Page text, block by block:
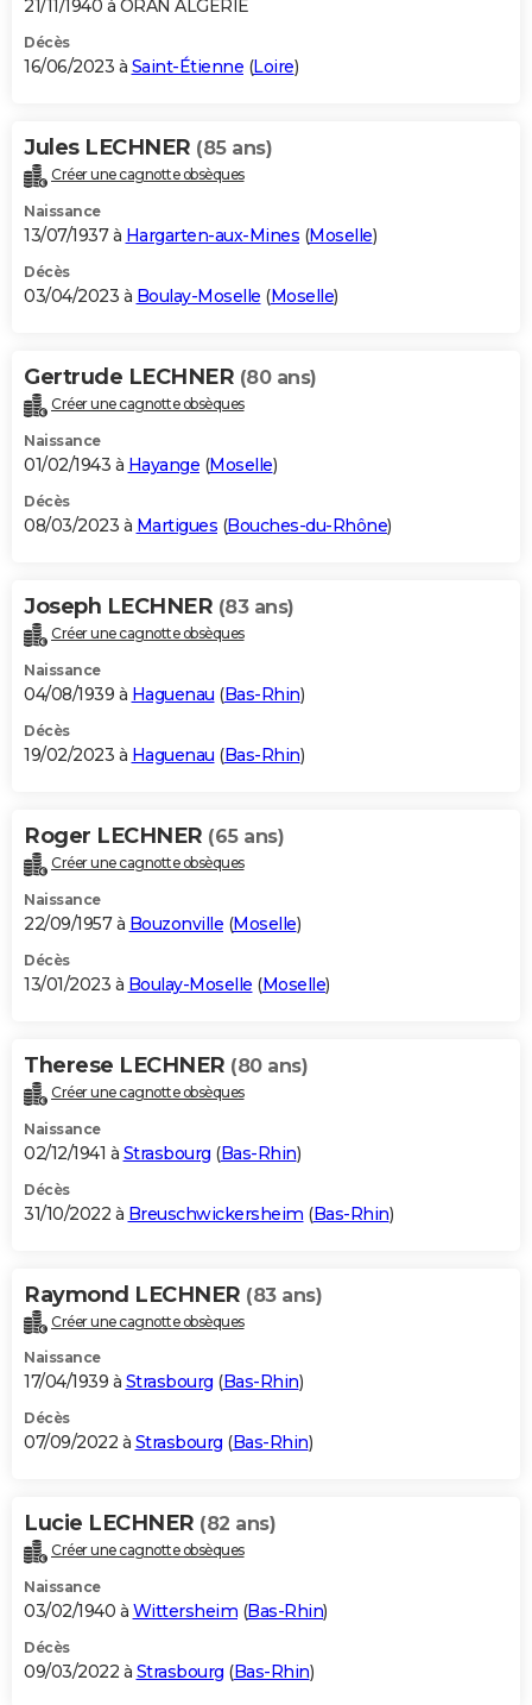
21/11/1940 à ORAN ALGERIE
Décès
16/06/2023 à Saint-Étienne (Loire)
Jules LECHNER (85 ans)
Créer une cagnotte obsèques
Naissance
13/07/1937 à Hargarten-aux-Mines (Moselle)
Décès
03/04/2023 à Boulay-Moselle (Moselle)
Gertrude LECHNER (80 ans)
Créer une cagnotte obsèques
Naissance
01/02/1943 à Hayange (Moselle)
Décès
08/03/2023 à Martigues (Bouches-du-Rhône)
Joseph LECHNER (83 ans)
Créer une cagnotte obsèques
Naissance
04/08/1939 à Haguenau (Bas-Rhin)
Décès
19/02/2023 à Haguenau (Bas-Rhin)
Roger LECHNER (65 ans)
Créer une cagnotte obsèques
Naissance
22/09/1957 à Bouzonville (Moselle)
Décès
13/01/2023 à Boulay-Moselle (Moselle)
Therese LECHNER (80 ans)
Créer une cagnotte obsèques
Naissance
02/12/1941 à Strasbourg (Bas-Rhin)
Décès
31/10/2022 à Breuschwickersheim (Bas-Rhin)
Raymond LECHNER (83 ans)
Créer une cagnotte obsèques
Naissance
17/04/1939 à Strasbourg (Bas-Rhin)
Décès
07/09/2022 à Strasbourg (Bas-Rhin)
Lucie LECHNER (82 ans)
Créer une cagnotte obsèques
Naissance
03/02/1940 à Wittersheim (Bas-Rhin)
Décès
09/03/2022 à Strasbourg (Bas-Rhin)